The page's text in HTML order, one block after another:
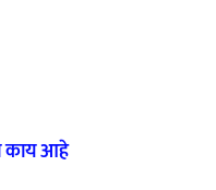
काय आहे